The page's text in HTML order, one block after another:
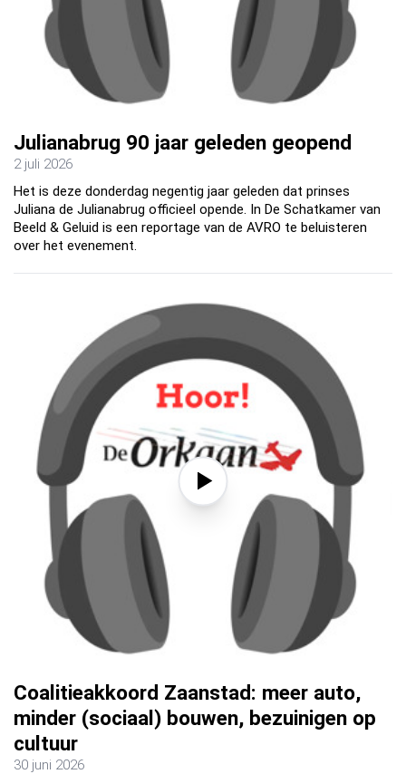
Julianabrug 90 jaar geleden geopend
2 juli 2026
Het is deze donderdag negentig jaar geleden dat prinses
Juliana de Julianabrug officieel opende. In De Schatkamer van
Beeld & Geluid is een reportage van de AVRO te beluisteren
over het evenement.
Coalitieakkoord Zaanstad: meer auto,
minder (sociaal) bouwen, bezuinigen op
cultuur
30 juni 2026